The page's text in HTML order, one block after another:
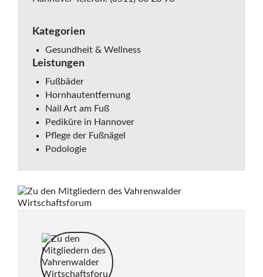
Kategorien
Gesundheit & Wellness
Leistungen
Fußbäder
Hornhautentfernung
Nail Art am Fuß
Pediküre in Hannover
Pflege der Fußnägel
Podologie